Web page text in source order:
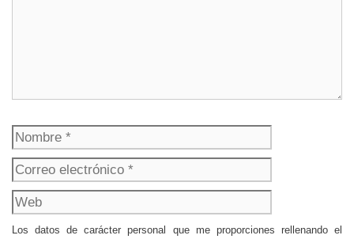
Nombre
electrónico
Los datos de carácter personal que me proporciones rellenando el